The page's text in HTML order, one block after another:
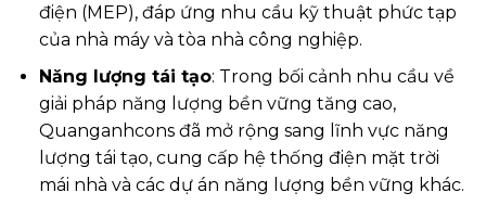
điện (MEP), đáp ứng nhu cầu kỹ thuật phức tạp
của nhà máy và tòa nhà công nghiệp.
Năng lượng tái tạo: Trong bối cảnh nhu cầu về
giải pháp năng lượng bền vững tăng cao,
Quanganhcons đã mở rộng sang lĩnh vực năng
lượng tái tạo, cung cấp hệ thống điện mặt trời
mái nhà và các dự án năng lượng bền vững khác.